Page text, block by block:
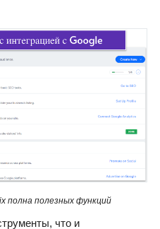
полна полезных функций
что и